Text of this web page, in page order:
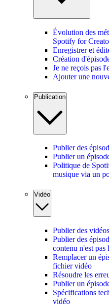
Évolution des
Spotify for
Enregistrer et
Création
Je ne reçois pas
Ajouter une
Publication
Publier des
Publier un
Politique de
musique via un
Vidéo
Publier des vidéos
Publier des
contenu n'est
Remplacer un
fichier vidéo
Résoudre les
Publier un
Spécifications
vidéo